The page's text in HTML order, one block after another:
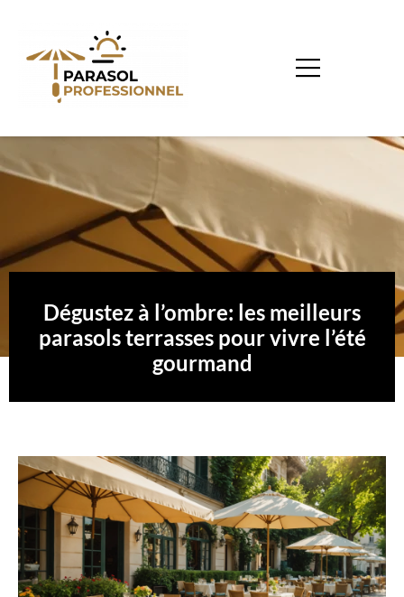
Dégustez à l’ombre: les meilleurs
parasols terrasses pour vivre l’été
gourmand